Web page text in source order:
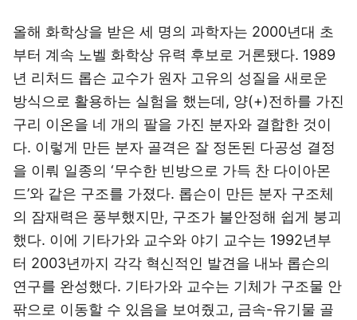
올해 화학상을 받은 세 명의 과학자는 2000년대 초
부터 계속 노벨 화학상 유력 후보로 거론됐다. 1989
년 리처드 롭슨 교수가 원자 고유의 성질을 새로운
방식으로 활용하는 실험을 했는데, 양(+)전하를 가진
구리 이온을 네 개의 팔을 가진 분자와 결합한 것이
다. 이렇게 만든 분자 골격은 잘 정돈된 다공성 결정
을 이뤄 일종의 ‘무수한 빈방으로 가득 찬 다이아몬
드’와 같은 구조를 가졌다. 롭슨이 만든 분자 구조체
의 잠재력은 풍부했지만, 구조가 불안정해 쉽게 붕괴
했다. 이에 기타가와 교수와 야기 교수는 1992년부
터 2003년까지 각각 혁신적인 발견을 내놔 롭슨의
연구를 완성했다. 기타가와 교수는 기체가 구조물 안
팎으로 이동할 수 있음을 보여줬고, 금속-유기물 골